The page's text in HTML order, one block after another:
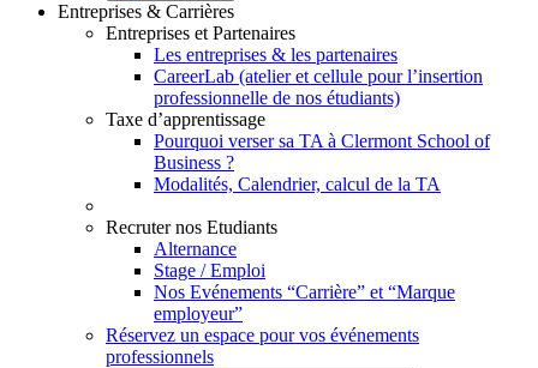
Entreprises & Carrières
Entreprises et Partenaires
Les entreprises & les partenaires
CareerLab (atelier et cellule pour l’insertion
professionnelle de nos étudiants)
Taxe d’apprentissage
Pourquoi verser sa TA à Clermont School of
Business ?
Modalités, Calendrier, calcul de la TA
Recruter nos Etudiants
Alternance
Stage / Emploi
Nos Evénements “Carrière” et “Marque
employeur”
Réservez un espace pour vos événements
professionnels